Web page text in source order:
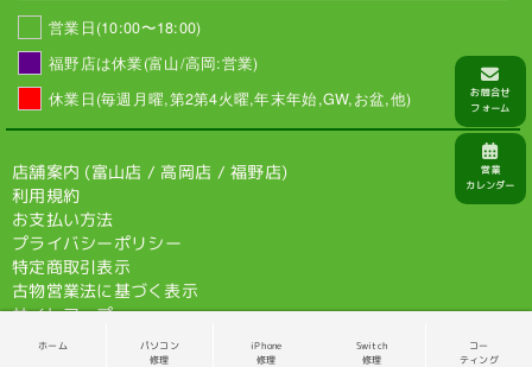
営業日(10:00〜18:00)
福野店は休業(富山/高岡:営業)
休業日(毎週月曜,第2第4火曜,年末年始,GW,お盆,他)
店舗案内 (富山店 / 高岡店 /福野店)
利用規約
お支払い方法
プライバシーポリシー
特定商取引表示
古物営業法に基づく表示
サイトマップ
© 2026 VIT-SHOP
ホーム パソコン
修理
iPhone
修理
Switch
修理
コー
ティング